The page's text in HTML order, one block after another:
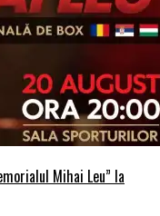
Mihai Leu” la